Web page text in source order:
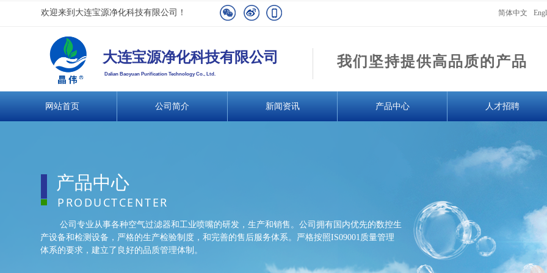
我们坚持提供高品质的产品
Dalian Baoyuan Purification Technology Co., Ltd.
大连宝源净化科技有限公司
网站首页 公司简介 新闻资讯 产品中心 人才招聘
欢迎来到大连宝源净化科技有限公司！ 简体中文
PRODUCTCENTER
公司专业从事各种空气过滤器和工业喷嘴的研发，生产和销售。公司拥有国内优先的数控生
产设备和检测设备，严格的生产检验制度，和完善的售后服务体系。严格按照IS09001质量管理
体系的要求，建立了良好的品质管理体制。
产品中心